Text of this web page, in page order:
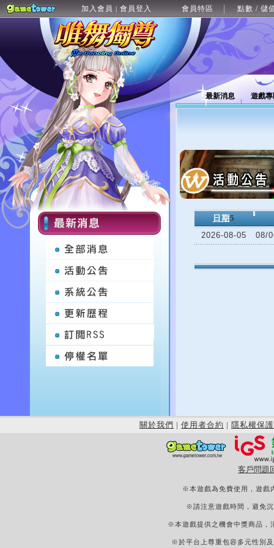
加入會員 | 會員登入 會員特區 點數 / 儲
最新消息 遊戲
日期 5
2026-08-05
08/
關於我們 | 使用者合約 | 隱私權保護
客戶問題
※本遊戲為免費使用，遊戲
※請注意遊戲時間，避免
※本遊戲提供之機會中獎商品，
※於平台上尊重包容多元性別